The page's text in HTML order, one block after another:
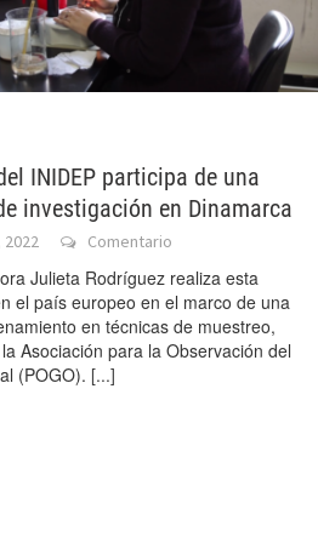
INIDEP participa de una
investigación en Dinamarca
Comentario
Julieta Rodríguez realiza esta
el país europeo en el marco de una
en técnicas de muestreo,
Asociación para la Observación del
(POGO). [...]